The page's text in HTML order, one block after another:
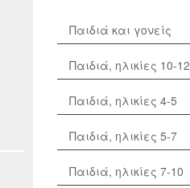
Παιδιά και γονείς
Παιδιά, ηλικίες 10-12
Παιδιά, ηλικίες 4-5
Παιδιά, ηλικίες 5-7
Παιδιά, ηλικίες 7-10